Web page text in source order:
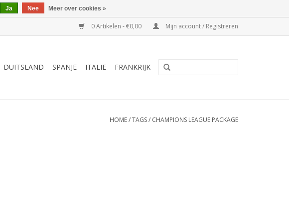
0 Artikelen - €0,00 Mijn account / Registreren
DUITSLAND SPANJE ITALIE FRANKRIJK
HOME/TAGS/ CHAMPIONS LEAGUE PACKAGE
Ja Nee Meer over cookies »